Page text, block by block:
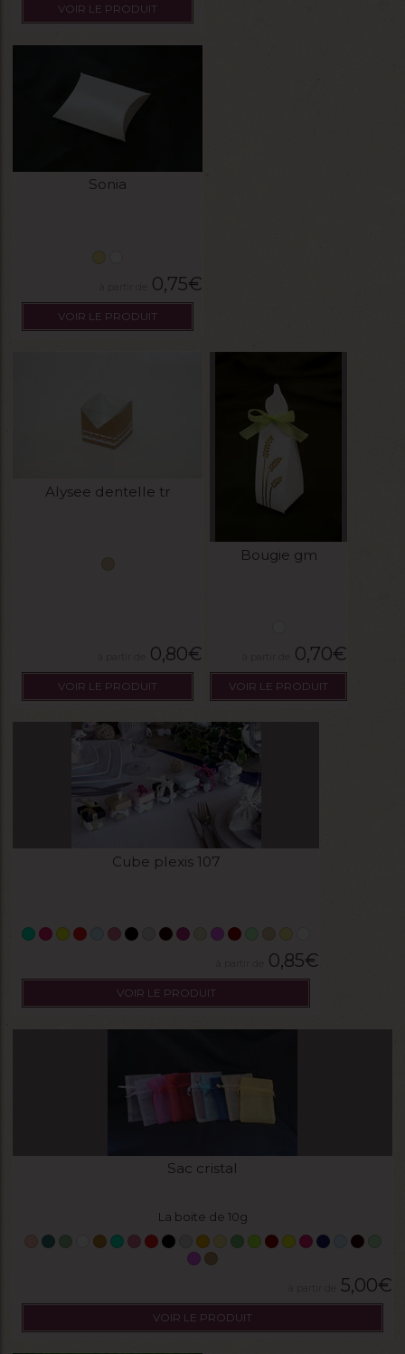
VOIR LE PRODUIT
Sonia
0,75€
VOIR LE PRODUIT
Alysee dentelle tr
0,80€
VOIR LE PRODUIT
Bougie gm
0,70€
VOIR LE PRODUIT
Cube plexis 107
0,85€
VOIR LE PRODUIT
Sac cristal
La boite de 10g
5,00€
VOIR LE PRODUIT